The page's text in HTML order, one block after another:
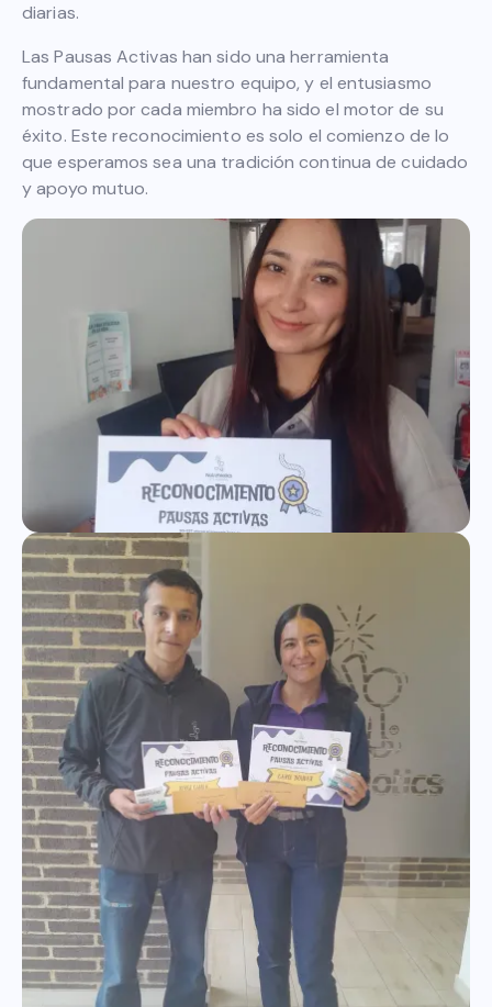
diarias.
Las Pausas Activas han sido una herramienta
fundamental para nuestro equipo, y el entusiasmo
mostrado por cada miembro ha sido el motor de su
éxito. Este reconocimiento es solo el comienzo de lo
que esperamos sea una tradición continua de cuidado
y apoyo mutuo.